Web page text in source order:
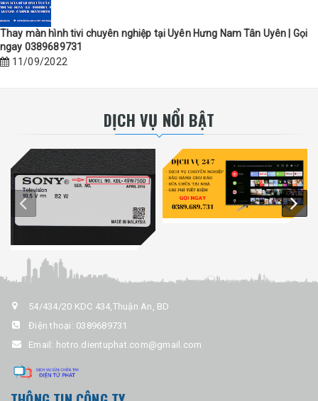
Thay màn hình tivi chuyên nghiệp tại Uyên Hưng Nam Tân Uyên | Gọi
ngay 0389689731
11/09/2022
DỊCH VỤ NỔI BẬT
54/434/20 KDC 434,Thuận An, BD
Điện thoại: 0389689731
Email: hotro.dientuphat.com@gmail.com